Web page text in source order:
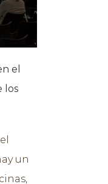
el
los
un